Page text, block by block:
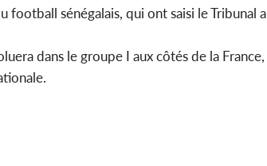
sénégalais, qui ont saisi le Tribunal
dans le groupe I aux côtés de la